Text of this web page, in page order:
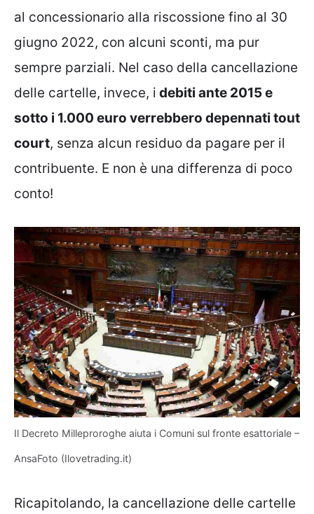
al concessionario alla riscossione fino al 30
giugno 2022, con alcuni sconti, ma pur
sempre parziali. Nel caso della cancellazione
delle cartelle, invece, i debiti ante 2015 e
sotto i 1.000 euro verrebbero depennati tout
court, senza alcun residuo da pagare per il
contribuente. E non è una differenza di poco
conto!
Il Decreto Milleproroghe aiuta i Comuni sul fronte esattoriale –
AnsaFoto (Ilovetrading.it)
Ricapitolando, la cancellazione delle cartelle